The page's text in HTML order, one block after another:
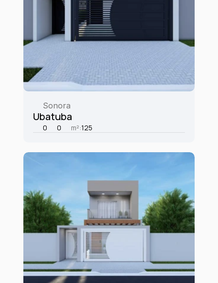
Sonora
Ubatuba
0 0 m²:125